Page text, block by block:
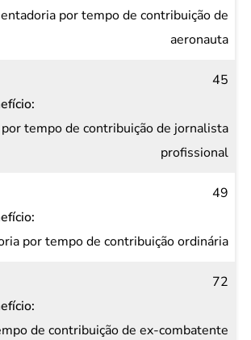
por tempo de contribuição de
aeronauta
45
tempo de contribuição de jornalista
profissional
49
por tempo de contribuição ordinária
72
de contribuição de ex-combatente